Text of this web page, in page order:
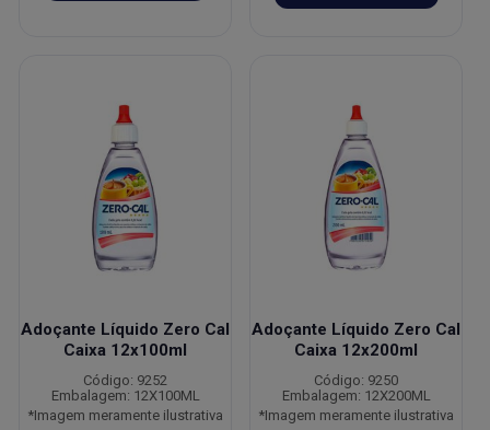
Adoçante Líquido Zero Cal
Caixa 12x100ml
Código: 9252
Embalagem: 12X100ML
*Imagem meramente ilustrativa
Adoçante Líquido Zero Cal
Caixa 12x200ml
Código: 9250
Embalagem: 12X200ML
*Imagem meramente ilustrativa